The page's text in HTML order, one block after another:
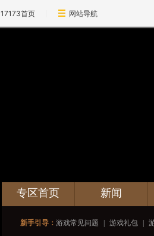
17173首页 网站导航
专区首页 新闻
新手引导： 游戏常见问题 游戏礼包